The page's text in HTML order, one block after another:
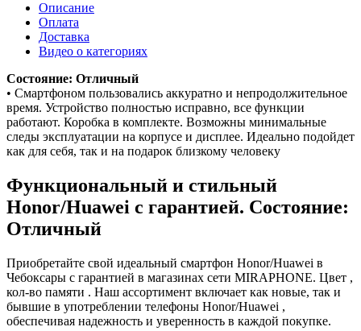
Описание
Оплата
Доставка
Видео о категориях
Состояние: Отличный
• Смартфоном пользовались аккуратно и непродолжительное
время. Устройство полностью исправно, все функции
работают. Коробка в комплекте. Возможны минимальные
следы эксплуатации на корпусе и дисплее. Идеально подойдет
как для себя, так и на подарок близкому человеку
Функциональный и стильный
Honor/Huawei с гарантией. Состояние:
Отличный
Приобретайте свой идеальный смартфон Honor/Huawei в
Чебоксары с гарантией в магазинах сети MIRAPHONE. Цвет ,
кол-во памяти . Наш ассортимент включает как новые, так и
бывшие в употреблении телефоны Honor/Huawei ,
обеспечивая надежность и уверенность в каждой покупке.